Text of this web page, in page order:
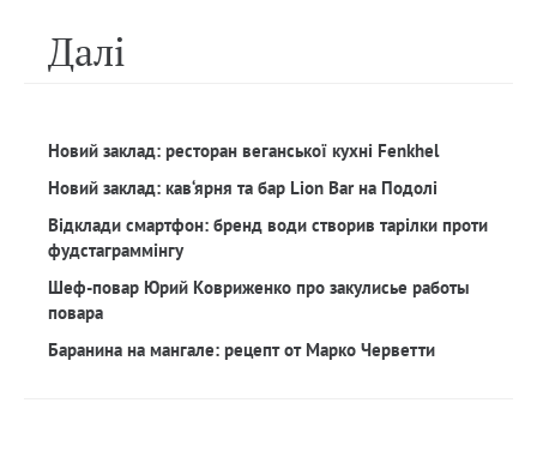
Далi
Новий заклад: ресторан веганської кухні Fenkhel
Новий заклад: кав‘ярня та бар Lion Bar на Подолі
Відклади смартфон: бренд води створив тарілки проти
фудстаграммінгу
Шеф-повар Юрий Ковриженко про закулисье работы
повара
Баранина на мангале: рецепт от Марко Черветти